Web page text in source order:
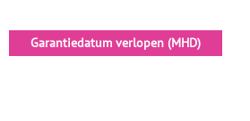
Garantiedatum verlopen (MHD)